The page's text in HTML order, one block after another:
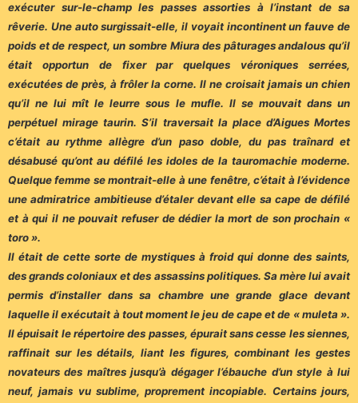
exécuter sur-le-champ les passes assorties à l’instant de sa
rêverie. Une auto surgissait-elle, il voyait incontinent un fauve de
poids et de respect, un sombre Miura des pâturages andalous qu’il
était opportun de fixer par quelques véroniques serrées,
exécutées de près, à frôler la corne. Il ne croisait jamais un chien
qu’il ne lui mît le leurre sous le mufle. Il se mouvait dans un
perpétuel mirage taurin. S’il traversait la place d’Aigues Mortes
c’était au rythme allègre d’un paso doble, du pas traînard et
désabusé qu’ont au défilé les idoles de la tauromachie moderne.
Quelque femme se montrait-elle à une fenêtre, c’était à l’évidence
une admiratrice ambitieuse d’étaler devant elle sa cape de défilé
et à qui il ne pouvait refuser de dédier la mort de son prochain «
toro ».
Il était de cette sorte de mystiques à froid qui donne des saints,
des grands coloniaux et des assassins politiques. Sa mère lui avait
permis d’installer dans sa chambre une grande glace devant
laquelle il exécutait à tout moment le jeu de cape et de « muleta ».
Il épuisait le répertoire des passes, épurait sans cesse les siennes,
raffinait sur les détails, liant les figures, combinant les gestes
novateurs des maîtres jusqu’à dégager l’ébauche d’un style à lui
neuf, jamais vu sublime, proprement incopiable. Certains jours,